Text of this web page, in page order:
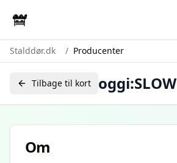
Stalddør.dk / Producenter
Tilbage til kort oggi:SLOW
Om